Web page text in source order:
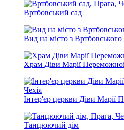
Вртбовський сад
Вид на місто з Вртбовського
Храм Діви Марії Переможної
Інтер'єр церкви Діви Марії
Танцюючий дім